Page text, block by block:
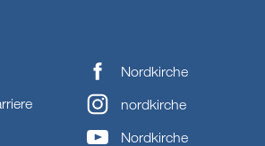
Nordkirche
nordkirche
Nordkirche